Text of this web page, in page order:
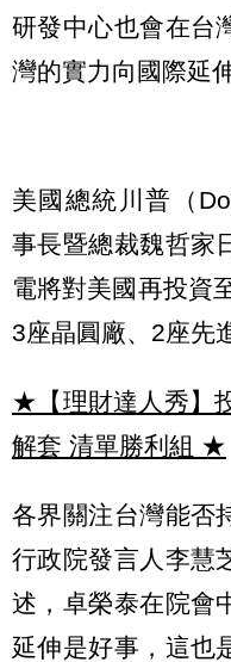
研發中心也會在台
灣的實力向國際延伸
美國總統川普（
事長暨總裁魏哲家
電將對美國再投資
3座晶圓廠、2座先
★【理財達人秀】
解套 清單勝利組 ★
各界關注台灣能否
行政院發言人李慧
述，卓榮泰在院會
延伸是好事，這也